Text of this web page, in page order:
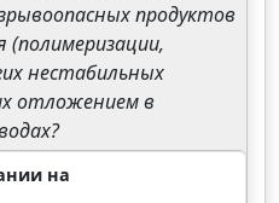
продуктов
(полимеризации,
нестабильных
отложением в
на